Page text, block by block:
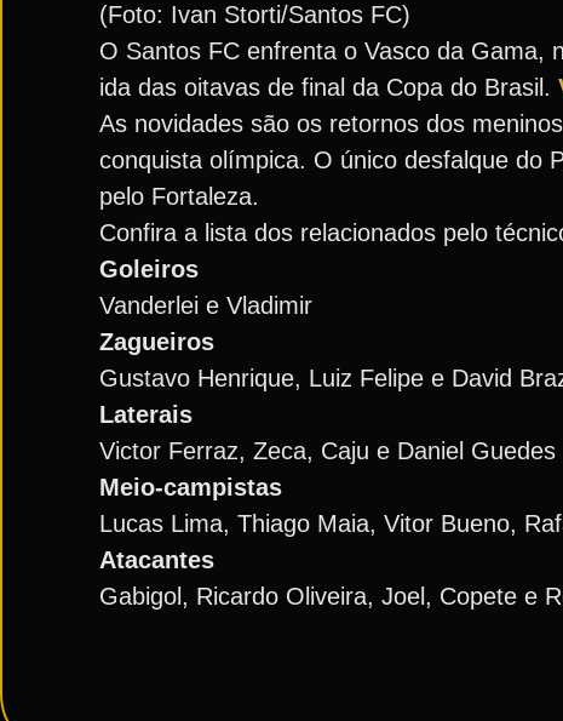
(Foto: Ivan Storti/Santos FC)
O Santos FC enfrenta o Vasco da Gama,
ida das oitavas de final da Copa do Brasil.
As novidades são os retornos dos
conquista olímpica. O único desfalque do
pelo Fortaleza.
Confira a lista dos relacionados pelo
Goleiros
Vanderlei e Vladimir
Zagueiros
Gustavo Henrique, Luiz Felipe e David
Laterais
Victor Ferraz, Zeca, Caju e Daniel Guedes
Meio-campistas
Lucas Lima, Thiago Maia, Vitor Bueno,
Atacantes
Gabigol, Ricardo Oliveira, Joel, Copete e